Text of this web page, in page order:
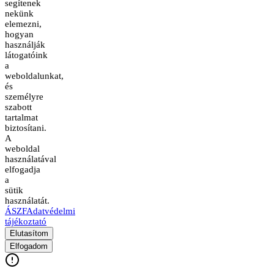
segítenek
nekünk
elemezni,
hogyan
használják
látogatóink
a
weboldalunkat,
és
személyre
szabott
tartalmat
biztosítani.
A
weboldal
használatával
elfogadja
a
sütik
használatát.
ÁSZFAdatvédelmi
tájékoztató
Elutasítom
Elfogadom